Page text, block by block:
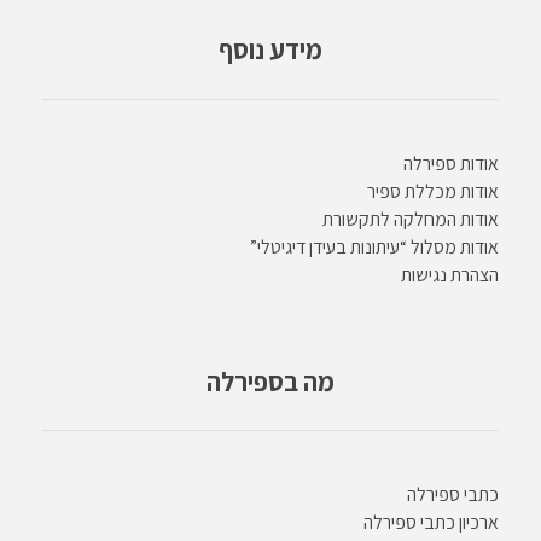
מידע נוסף
אודות ספירלה
אודות מכללת ספיר
אודות המחלקה לתקשורת
אודות מסלול “עיתונות בעידן דיגיטלי”
הצהרת נגישות
מה בספירלה
כתבי ספירלה
ארכיון כתבי ספירלה